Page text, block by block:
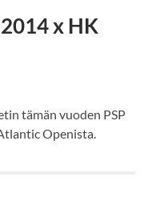
x HK
tämän vuoden PSP
Openista.